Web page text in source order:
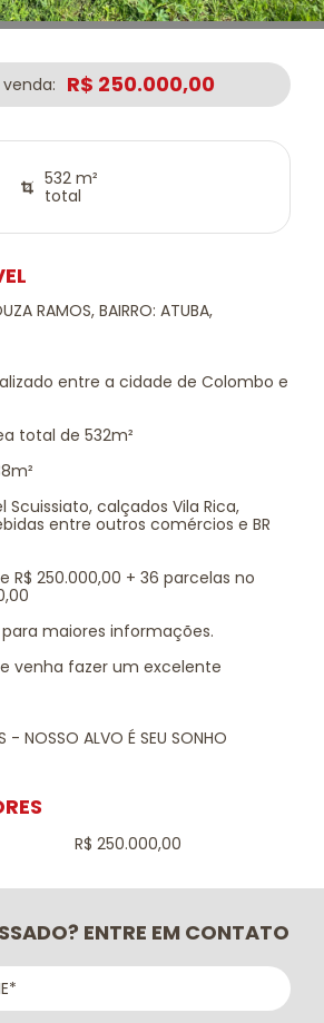
R$ 250.000,00
532 m²
total
RAMOS, BAIRRO: ATUBA,
entre a cidade de Colombo e
total de 532m²
Scuissiato, calçados Vila Rica,
entre outros comércios e BR
R$ 250.000,00 + 36 parcelas no
maiores informações.
venha fazer um excelente
- NOSSO ALVO É SEU SONHO
R$ 250.000,00
ENTRE EM CONTATO